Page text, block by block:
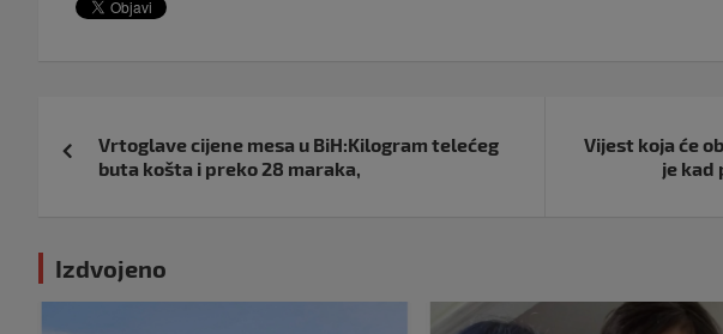
objava
Vrtoglave cijene mesa u BiH:Kilogram telećeg
buta košta i preko 28 maraka,
Vijest koja će
je kad
Izdvojeno